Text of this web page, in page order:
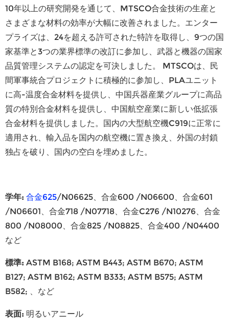
10年以上の研究開発を通じて、MTSCO合金技術の生産と
さまざまな材料の効率が大幅に改善されました。エンター
プライズは、24を超える許可された特許を取得し、9つの国
家基準と3つの業界標準の改訂に参加し、武器と機器の国家
品質管理システムの認定を可決しました。 MTSCOは、民
間軍事統合プロジェクトに積極的に参加し、PLAユニット
に高-温度合金材料を提供し、中国兵器産業グループに高品
質の特別合金材料を提供し、中国航空産業に新しい低拡張
合金材料を提供しました。国内の大型航空機C919に正常に
適用され、輸入品を国内の航空機に置き換え、外国の封鎖
独占を破り、国内の空白を埋めました。
学年: 合金625/N06625、合金600 /N06600、合金601
/N06601、合金718 /N07718、合金C276 /N10276、合金
800 /N08000、合金825 /N08825、合金400 /N04400
など
標準: ASTM B168; ASTM B443; ASTM B670; ASTM
B127; ASTM B162; ASTM B333; ASTM B575; ASTM
B582; 、など
表面: 明るいアニール